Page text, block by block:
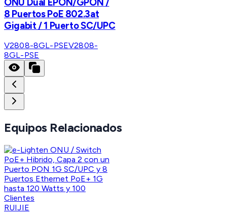
8 Puertos PoE 802.3at
Gigabit / 1 Puerto SC/UPC
V2808-8GL-PSEV2808-
8GL-PSE
Equipos Relacionados
RUIJIE